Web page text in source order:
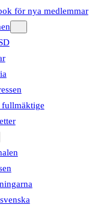
för nya medlemmar
fullmäktige